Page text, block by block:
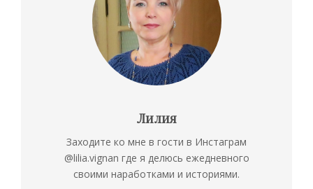
Лилия
Заходите ко мне в гости в Инстаграм
@lilia.vignan где я делюсь ежедневного
своими наработками и историями.